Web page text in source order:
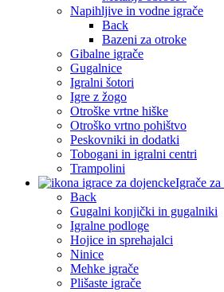
Napihljive in vodne igrače
Back
Bazeni za otroke
Gibalne igrače
Gugalnice
Igralni šotori
Igre z žogo
Otroške vrtne hiške
Otroško vrtno pohištvo
Peskovniki in dodatki
Tobogani in igralni centri
Trampolini
Igrače
Back
Gugalni konjički in gugalniki
Igralne podloge
Hojice in sprehajalci
Ninice
Mehke igrače
Plišaste igrače